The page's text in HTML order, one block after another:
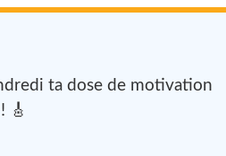
ta dose de motivation
🎸